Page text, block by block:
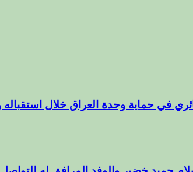
في حماية وحدة العراق خلال